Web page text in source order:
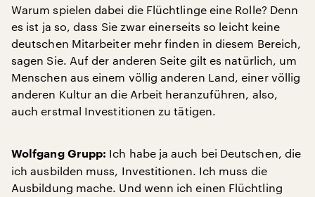
Warum spielen dabei die Flüchtlinge eine Rolle? Denn
es ist ja so, dass Sie zwar einerseits so leicht keine
deutschen Mitarbeiter mehr finden in diesem Bereich,
sagen Sie. Auf der anderen Seite gilt es natürlich, um
Menschen aus einem völlig anderen Land, einer völlig
anderen Kultur an die Arbeit heranzuführen, also,
auch erstmal Investitionen zu tätigen.
Wolfgang Grupp: Ich habe ja auch bei Deutschen, die
ich ausbilden muss, Investitionen. Ich muss die
Ausbildung mache. Und wenn ich einen Flüchtling